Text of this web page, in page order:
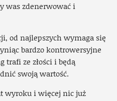
was zdenerwować i
od najlepszych wymaga się
bardzo kontrowersyjne
trafi ze złości i będą
swoją wartość.
wyroku i więcej nic już